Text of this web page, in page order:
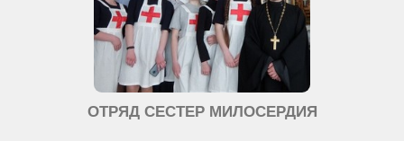
ОТРЯД СЕСТЕР МИЛОСЕРДИЯ